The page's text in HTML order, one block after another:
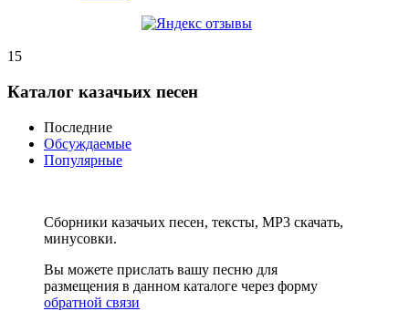
15
Каталог казачьих песен
Последние
Обсуждаемые
Популярные
Сборники казачьих песен, тексты, MP3 скачать,
минусовки.
Вы можете прислать вашу песню для
размещения в данном каталоге через форму
обратной связи